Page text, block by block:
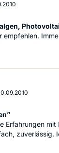
empfehlen.
Erfahrungen
zuverlässig.